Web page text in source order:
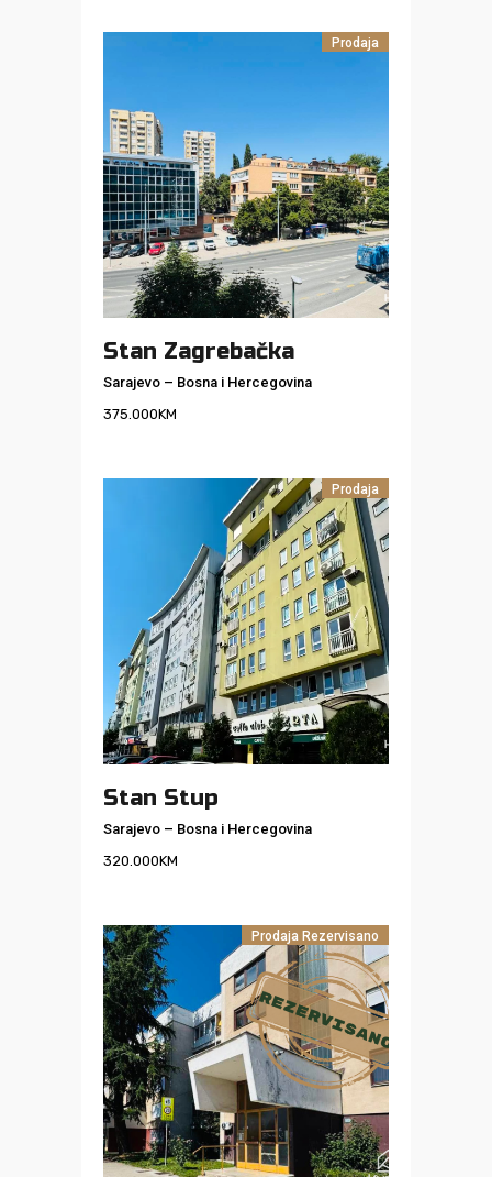
Prodaja
Stan Zagrebačka
Sarajevo – Bosna i Hercegovina
375.000KM
Prodaja
Stan Stup
Sarajevo – Bosna i Hercegovina
320.000KM
Prodaja Rezervisano